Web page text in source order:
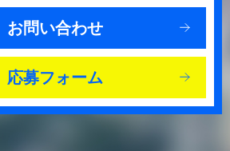
お問い合わせ
応募フォーム